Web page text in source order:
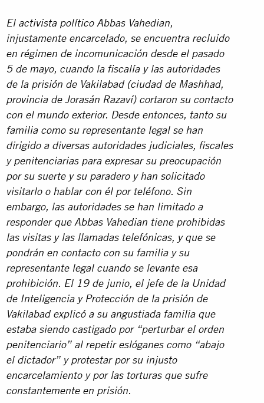
El activista político Abbas Vahedian,
injustamente encarcelado, se encuentra recluido
en régimen de incomunicación desde el pasado
5 de mayo, cuando la fiscalía y las autoridades
de la prisión de Vakilabad (ciudad de Mashhad,
provincia de Jorasán Razaví) cortaron su contacto
con el mundo exterior. Desde entonces, tanto su
familia como su representante legal se han
dirigido a diversas autoridades judiciales, fiscales
y penitenciarias para expresar su preocupación
por su suerte y su paradero y han solicitado
visitarlo o hablar con él por teléfono. Sin
embargo, las autoridades se han limitado a
responder que Abbas Vahedian tiene prohibidas
las visitas y las llamadas telefónicas, y que se
pondrán en contacto con su familia y su
representante legal cuando se levante esa
prohibición. El 19 de junio, el jefe de la Unidad
de Inteligencia y Protección de la prisión de
Vakilabad explicó a su angustiada familia que
estaba siendo castigado por “perturbar el orden
penitenciario” al repetir eslóganes como “abajo
el dictador” y protestar por su injusto
encarcelamiento y por las torturas que sufre
constantemente en prisión.